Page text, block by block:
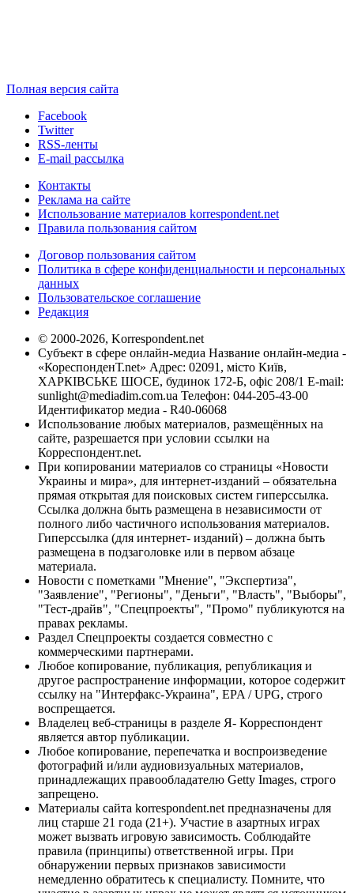
Полная версия сайта
Facebook
Twitter
RSS-ленты
E-mail рассылка
Контакты
Реклама на сайте
Использование материалов korrespondent.net
Правила пользования сайтом
Договор пользования сайтом
Политика в сфере конфиденциальности и персональных
данных
Пользовательское соглашение
Редакция
© 2000-2026, Korrespondent.net
Субъект в сфере онлайн-медиа Название онлайн-медиа -
«КореспонденТ.net» Адрес: 02091, місто Київ,
ХАРКІВСЬКЕ ШОСЕ, будинок 172-Б, офіс 208/1 E-mail:
sunlight@mediadim.com.ua Телефон: 044-205-43-00
Идентификатор медиа - R40-06068
Использование любых материалов, размещённых на
сайте, разрешается при условии ссылки на
Корреспондент.net.
При копировании материалов со страницы «Новости
Украины и мира», для интернет-изданий – обязательна
прямая открытая для поисковых систем гиперссылка.
Ссылка должна быть размещена в независимости от
полного либо частичного использования материалов.
Гиперссылка (для интернет- изданий) – должна быть
размещена в подзаголовке или в первом абзаце
материала.
Новости с пометками "Мнение", "Экспертиза",
"Заявление", "Регионы", "Деньги", "Власть", "Выборы",
"Тест-драйв", "Спецпроекты", "Промо" публикуются на
правах рекламы.
Раздел Спецпроекты создается совместно с
коммерческими партнерами.
Любое копирование, публикация, републикация и
другое распространение информации, которое содержит
ссылку на "Интерфакс-Украина", EPA / UPG, строго
воспрещается.
Владелец веб-страницы в разделе Я- Корреспондент
является автор публикации.
Любое копирование, перепечатка и воспроизведение
фотографий и/или аудиовизуальных материалов,
принадлежащих правообладателю Getty Images, строго
запрещено.
Материалы сайта korrespondent.net предназначены для
лиц старше 21 года (21+). Участие в азартных играх
может вызвать игровую зависимость. Соблюдайте
правила (принципы) ответственной игры. При
обнаружении первых признаков зависимости
немедленно обратитесь к специалисту. Помните, что